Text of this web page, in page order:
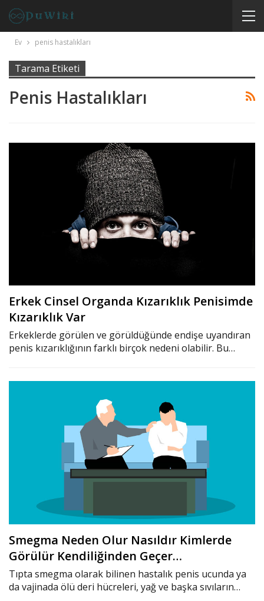
Ev penis hastalıkları
Tarama Etiketi
Penis Hastalıkları
Erkek Cinsel Organda Kızarıklık Penisimde
Kızarıklık Var
Erkeklerde görülen ve görüldüğünde endişe uyandıran
penis kızarıklığının farklı birçok nedeni olabilir. Bu…
Smegma Neden Olur Nasıldır Kimlerde
Görülür Kendiliğinden Geçer…
Tıpta smegma olarak bilinen hastalık penis ucunda ya
da vajinada ölü deri hücreleri, yağ ve başka sıvıların…